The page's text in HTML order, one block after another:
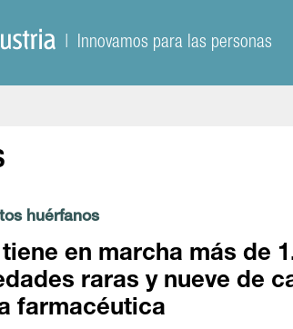
| Innovamos para las personas
huérfanos
en marcha más de
raras y nueve de
farmacéutica